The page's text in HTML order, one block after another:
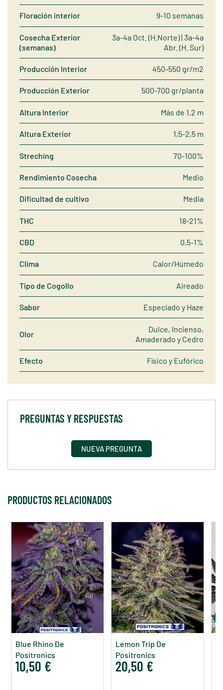
Floración interior 9-10 semanas
Cosecha Exterior
(semanas)
3a-4a Oct. (H.Norte) | 3a-4a
Abr. (H. Sur)
Producción Interior 450-550 gr/m2
Producción Exterior 500-700 gr/planta
Altura Interior Más de 1,2 m
Altura Exterior 1,5-2,5 m
Streching 70-100%
Rendimiento Cosecha Medio
Dificultad de cultivo Media
THC 18-21%
CBD 0,5-1%
Clima Calor/Húmedo
Tipo de Cogollo Aireado
Sabor Especiado y Haze
Olor
Dulce, Incienso,
Amaderado y Cedro
Efecto Físico y Eufórico
PREGUNTAS Y RESPUESTAS
NUEVA PREGUNTA
PRODUCTOS RELACIONADOS
Blue Rhino De
Positronics
10,50 €
Lemon Trip De
Positronics
20,50 €